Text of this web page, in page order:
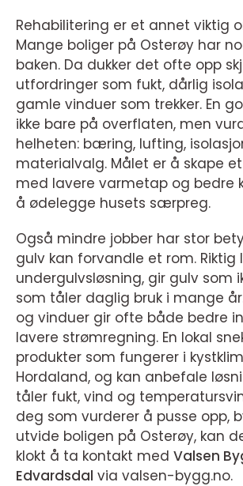
Rehabilitering er et annet viktig
Mange boliger på Osterøy har
baken. Da dukker det ofte opp
utfordringer som fukt, dårlig
gamle vinduer som trekker. En
ikke bare på overflaten, men
helheten: bæring, lufting,
materialvalg. Målet er å skape
med lavere varmetap og bedre
å ødelegge husets særpreg.
Også mindre jobber har stor
gulv kan forvandle et rom.
undergulvsløsning, gir gulv som
som tåler daglig bruk i mange
og vinduer gir ofte både bedre
lavere strømregning. En lokal
produkter som fungerer i
Hordaland, og kan anbefale
tåler fukt, vind og
deg som vurderer å pusse opp,
utvide boligen på Osterøy, kan
klokt å ta kontakt med Valsen
Edvardsdal via valsen-bygg.no.